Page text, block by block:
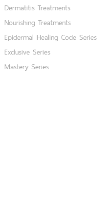
Dermatitis Treatments
Nourishing Treatments
Epidermal Healing Code Series
Exclusive Series
Mastery Series